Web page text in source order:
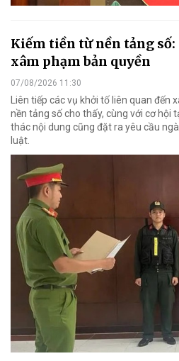
Kiếm tiền từ nền tảng số:
xâm phạm bản quyền
07/08/2026 11:30
Liên tiếp các vụ khởi tố liên quan đến
nền tảng số cho thấy, cùng với cơ hội
thác nội dung cũng đặt ra yêu cầu
luật.